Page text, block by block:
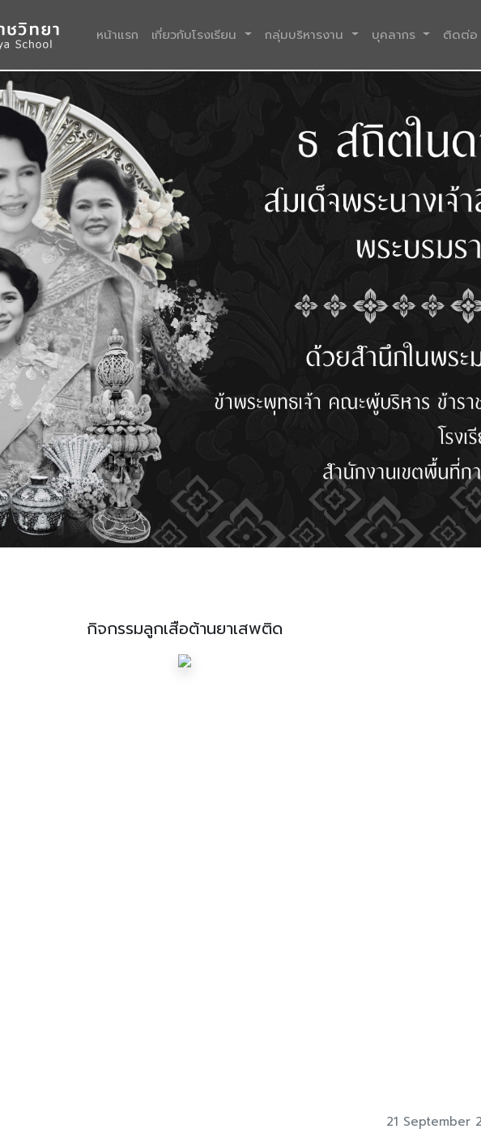
หน้าแรก (current)
เกี่ยวกับโรงเรียน กลุ่มบริหารงาน บุคลากร ติดต่อ
กิจกรรมลูกเสือต้านยาเสพติด
21 September